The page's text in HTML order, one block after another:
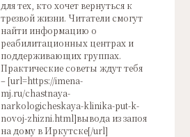
для тех, кто хочет вернуться к
трезвой жизни. Читатели смогут
найти информацию о
реабилитационных центрах и
поддерживающих группах.
Практические советы ждут тебя
– [url=https://imena-
mj.ru/chastnaya-
narkologicheskaya-klinika-put-k-
novoj-zhizni.html]вывода из запоя
на дому в Иркутске[/url]